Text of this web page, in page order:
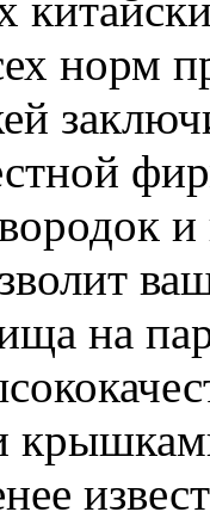
норм
на